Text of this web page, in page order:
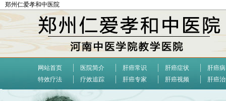
郑州仁爱孝和中医院
网站首页 医院简介 肝癌常识 肝癌症状
肝癌
特效疗法
疗效追踪 肝癌专家 肝癌视频 肝癌